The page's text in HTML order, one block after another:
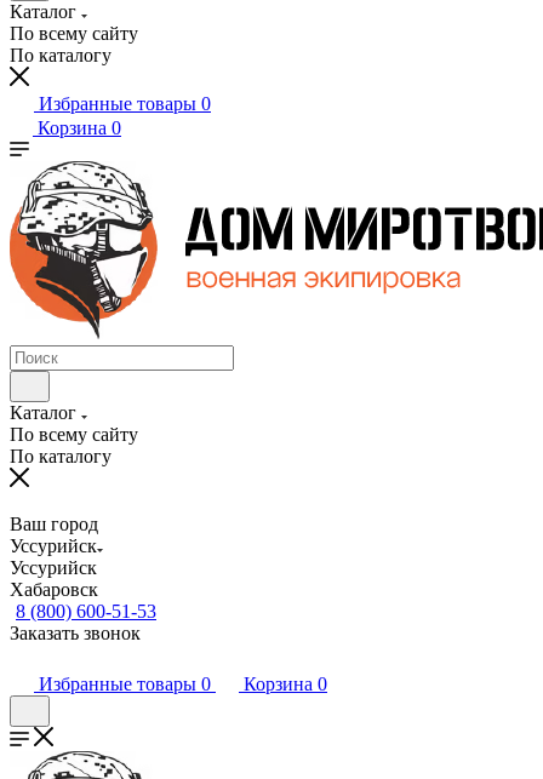
Каталог
По всему сайту
По каталогу
Избранные товары 0
Корзина 0
Каталог
По всему сайту
По каталогу
Ваш город
Уссурийск
Уссурийск
Хабаровск
8 (800) 600-51-53
Заказать звонок
Избранные товары 0 Корзина 0